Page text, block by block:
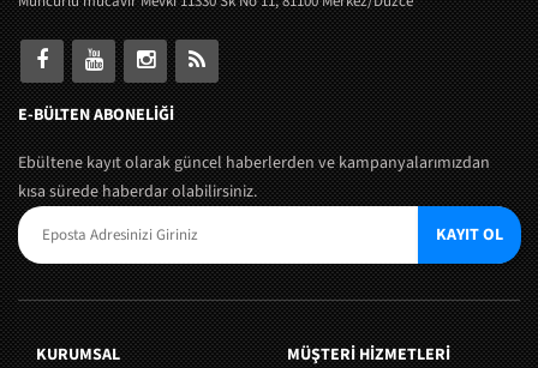
E-BÜLTEN ABONELİĞİ
Ebültene kayıt olarak güncel haberlerden ve kampanyalarımızdan
kısa sürede haberdar olabilirsiniz.
KAYIT OL
KURUMSAL MÜŞTERI HIZMETLERI